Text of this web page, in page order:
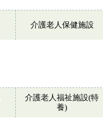
介護老人保健施設
介護老人福祉施設(特
養)